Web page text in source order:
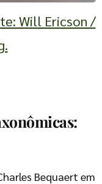
Will Ericson /
Bequaert em